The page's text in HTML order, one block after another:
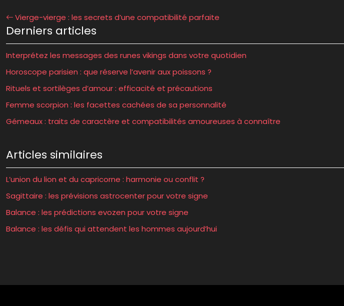
Vierge-vierge : les secrets d’une compatibilité parfaite
Derniers articles
Interprétez les messages des runes vikings dans votre quotidien
Horoscope parisien : que réserve l’avenir aux poissons ?
Rituels et sortilèges d’amour : efficacité et précautions
Femme scorpion : les facettes cachées de sa personnalité
Gémeaux : traits de caractère et compatibilités amoureuses à connaître
Articles similaires
L’union du lion et du capricorne : harmonie ou conflit ?
Sagittaire : les prévisions astrocenter pour votre signe
Balance : les prédictions evozen pour votre signe
Balance : les défis qui attendent les hommes aujourd’hui